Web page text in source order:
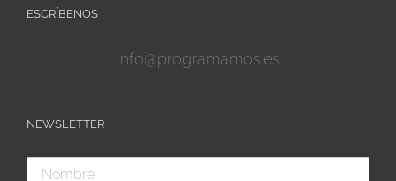
ESCRÍBENOS
info@programamos.es
NEWSLETTER